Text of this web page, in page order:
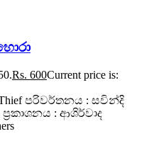
Rs. 600Current price is:
Thief පරිවර්තනය : සවින්දි
ප්‍රකාශනය : ආශිර්වාද